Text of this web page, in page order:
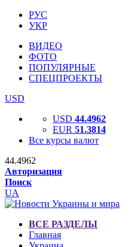
РУС
УКР
ВИДЕО
ФОТО
ПОПУЛЯРНЫЕ
СПЕЦПРОЕКТЫ
USD
USD 44.4962
EUR 51.3814
Все курсы валют
44.4962
Авторизация
Поиск
UA
ВСЕ РАЗДЕЛЫ
Главная